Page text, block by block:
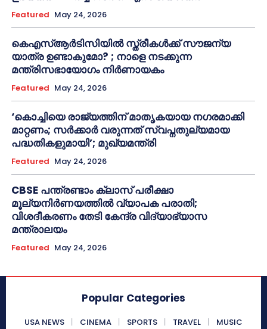
Featured May 24, 2026
കെഎസ്ആർടിസിയിൽ സ്ത്രീകൾക്ക് സൗജന്യ
യാത്ര ഉണ്ടാകുമോ? ; നാളെ നടക്കുന്ന
മന്ത്രിസഭായോഗം നിർണായകം
Featured May 24, 2026
‘കൊച്ചിയെ രാജ്യത്തിന് മാതൃകയായ നഗരമാക്കി
മാറ്റണം; സർക്കാർ വരുന്നത് സ്വപ്നതുല്യമായ
പദ്ധതികളുമായി’; മുഖ്യമന്ത്രി
Featured May 24, 2026
CBSE പന്ത്രണ്ടാം ക്ലാസ് പരീക്ഷാ
മൂല്യനിർണയത്തിൽ വ്യാപക പരാതി;
വിശദീകരണം തേടി കേന്ദ്ര വിദ്യാഭ്യാസ
മന്ത്രാലയം
Featured May 24, 2026
Popular Categories
USA NEWS CINEMA SPORTS TRAVEL
MUSIC